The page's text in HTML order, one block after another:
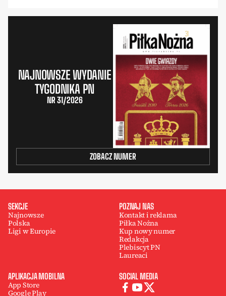
NAJNOWSZE WYDANIE
TYGODNIKA PN
NR 31/2026
ZOBACZ NUMER
SEKCJE
Najnowsze
Polska
Ligi w Europie
POZNAJ NAS
Kontakt i reklama
Piłka Nożna
Kup nowy numer
Redakcja
Plebiscyt PN
Laureaci
APLIKACJA MOBILNA
App Store
Google Play
SOCIAL MEDIA